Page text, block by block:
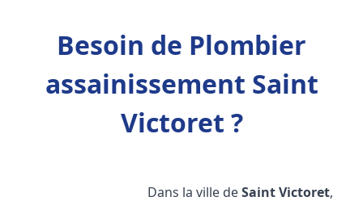
Besoin de Plombier
assainissement Saint
Victoret ?
Dans la ville deSaint Victoret,